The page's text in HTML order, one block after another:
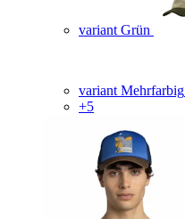
variant Grün
variant Mehrfarbig
+5